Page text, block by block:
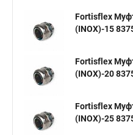
Fortisflex
(INOX)-15
Fortisflex
(INOX)-20
Fortisflex
(INOX)-25